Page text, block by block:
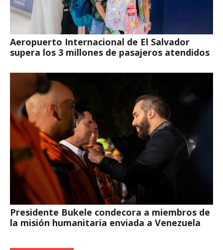
Aeropuerto Internacional de El Salvador
supera los 3 millones de pasajeros atendidos
Presidente Bukele condecora a miembros de
la misión humanitaria enviada a Venezuela